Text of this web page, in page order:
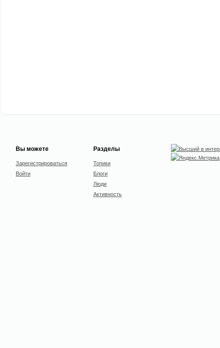
Вы можете
Зарегистрироваться
Войти
Разделы
Топики
Блоги
Люди
Активность